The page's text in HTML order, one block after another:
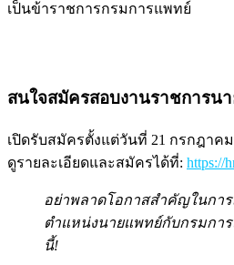
เป็นข้าราชการกรมการแพทย์
สนใจสมัครสอบงานราชการน
เปิดรับสมัครตั้งแต่วันที่ 21 กรกฎาค
ดูรายละเอียดและสมัครได้ที่: https://
อย่าพลาดโอกาสสำคัญในการ
ตำแหน่งนายแพทย์กับกรมกา
นี้!